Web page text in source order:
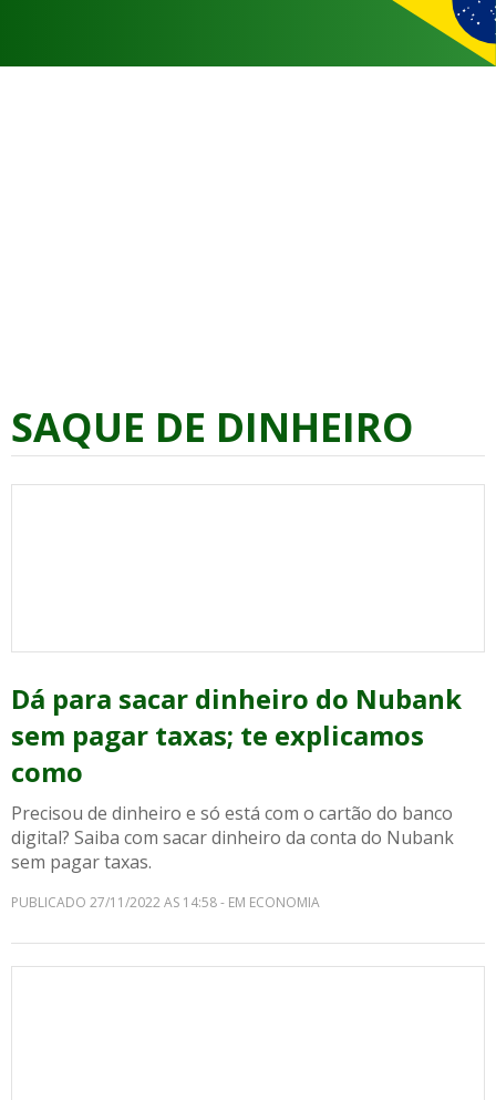
SAQUE DE DINHEIRO
Dá para sacar dinheiro do Nubank
sem pagar taxas; te explicamos
como
Precisou de dinheiro e só está com o cartão do banco
digital? Saiba com sacar dinheiro da conta do Nubank
sem pagar taxas.
PUBLICADO 27/11/2022 AS 14:58 - EM ECONOMIA